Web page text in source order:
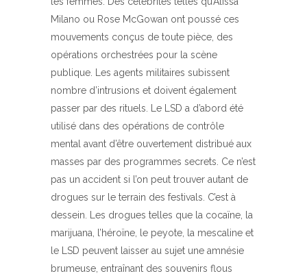
Milano ou Rose McGowan ont poussé ces
mouvements conçus de toute pièce, des
opérations orchestrées pour la scène
publique. Les agents militaires subissent
nombre d’intrusions et doivent également
passer par des rituels. Le LSD a d’abord été
utilisé dans des opérations de contrôle
mental avant d’être ouvertement distribué aux
masses par des programmes secrets. Ce n’est
pas un accident si l’on peut trouver autant de
drogues sur le terrain des festivals. C’est à
dessein. Les drogues telles que la cocaïne, la
marijuana, l’héroïne, le peyote, la mescaline et
le LSD peuvent laisser au sujet une amnésie
brumeuse, entraînant des souvenirs flous